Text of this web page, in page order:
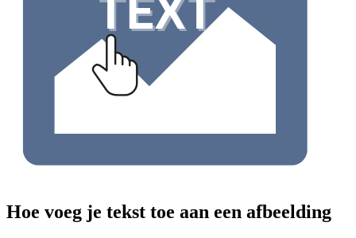
Hoe voeg je tekst toe aan een afbeelding